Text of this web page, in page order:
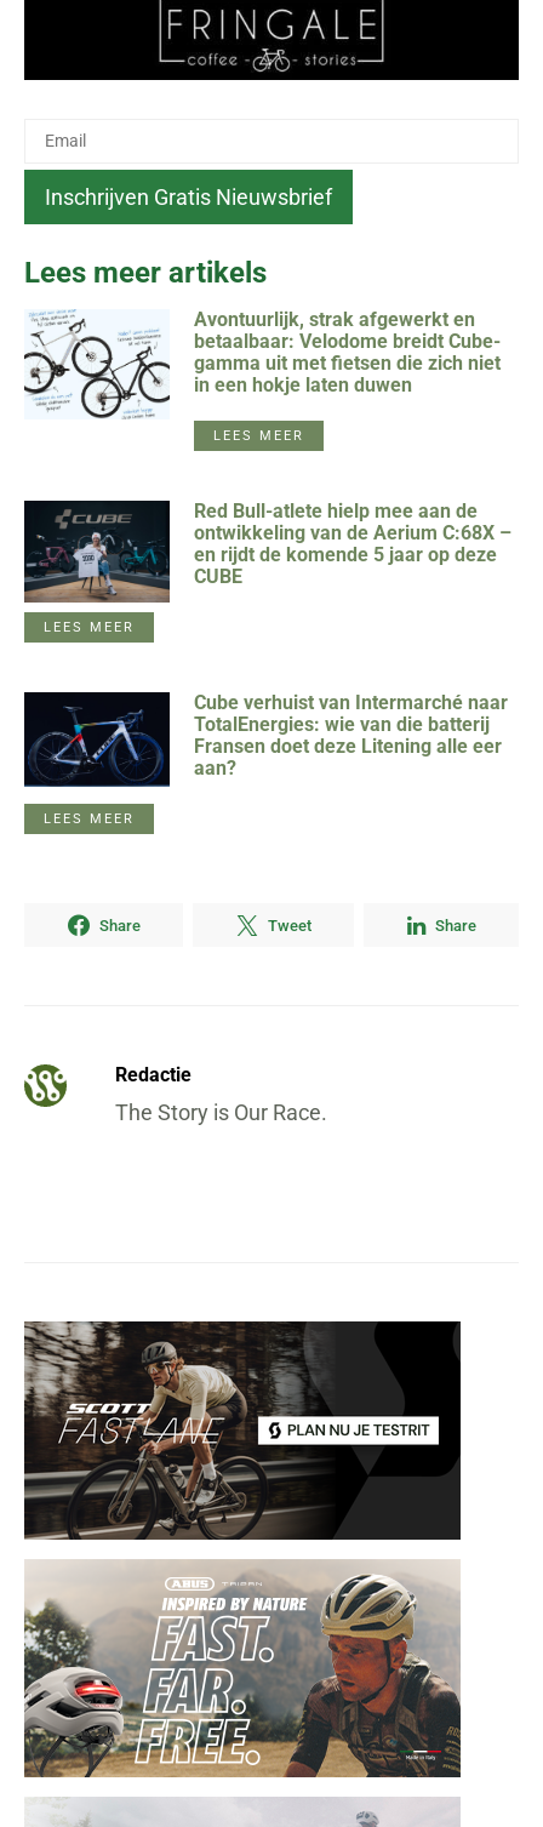
Lees meer artikels
Avontuurlijk, strak afgewerkt en
betaalbaar: Velodome breidt Cube-
gamma uit met fietsen die zich niet
in een hokje laten duwen
LEES MEER
Red Bull-atlete hielp mee aan de
ontwikkeling van de Aerium C:68X –
en rijdt de komende 5 jaar op deze
CUBE
LEES MEER
Cube verhuist van Intermarché naar
TotalEnergies: wie van die batterij
Fransen doet deze Litening alle eer
aan?
LEES MEER
Share Tweet Share
Redactie
The Story is Our Race.